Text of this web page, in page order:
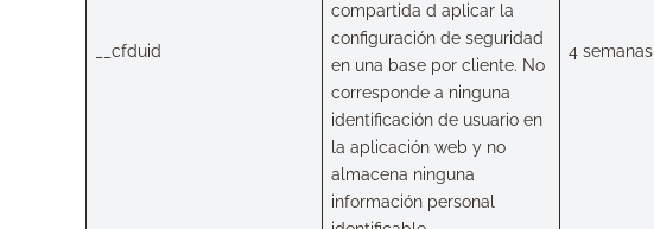
__cfduid
compartida d aplicar la
configuración de seguridad
en una base por cliente. No
corresponde a ninguna
identificación de usuario en
la aplicación web y no
almacena ninguna
información personal
4 semanas